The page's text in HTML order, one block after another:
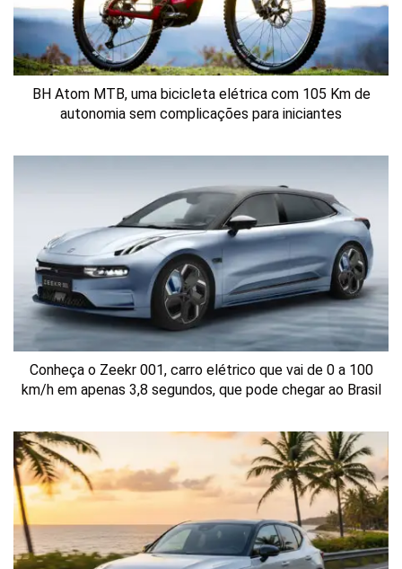
BH Atom MTB, uma bicicleta elétrica com 105 Km de
autonomia sem complicações para iniciantes
Conheça o Zeekr 001, carro elétrico que vai de 0 a 100
km/h em apenas 3,8 segundos, que pode chegar ao Brasil